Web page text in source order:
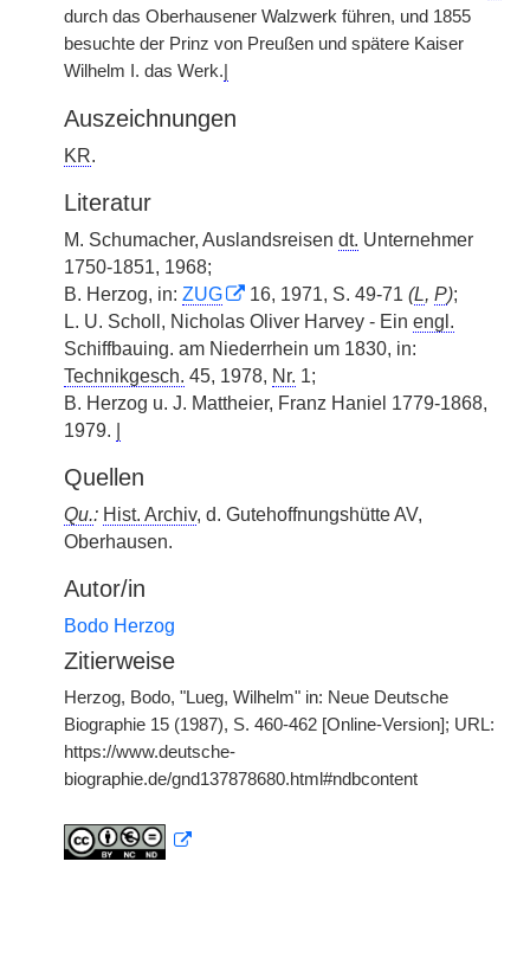
durch das Oberhausener Walzwerk führen, und 1855
besuchte der Prinz von Preußen und spätere Kaiser
Wilhelm I. das Werk.
Auszeichnungen
KR.
Literatur
M. Schumacher, Auslandsreisen dt. Unternehmer
1750-1851, 1968;
B. Herzog, in: ZUG 16, 1971, S. 49-71 (L, P);
L. U. Scholl, Nicholas Oliver Harvey - Ein engl.
Schiffbauing. am Niederrhein um 1830, in:
Technikgesch. 45, 1978, Nr. 1;
B. Herzog u. J. Mattheier, Franz Haniel 1779-1868,
1979.
Quellen
Qu.: Hist. Archiv, d. Gutehoffnungshütte AV,
Oberhausen.
Autor/in
Bodo Herzog
Zitierweise
Herzog, Bodo, "Lueg, Wilhelm" in: Neue Deutsche
Biographie 15 (1987), S. 460-462 [Online-Version]; URL:
https://www.deutsche-
biographie.de/gnd137878680.html#ndbcontent